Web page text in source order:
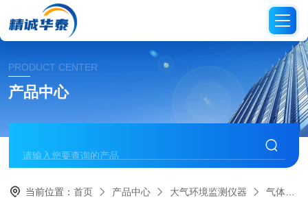
PRODUCT CENTER
产品中心
当前位置：首页 产品中心 大气环境监测仪器 气体检测仪